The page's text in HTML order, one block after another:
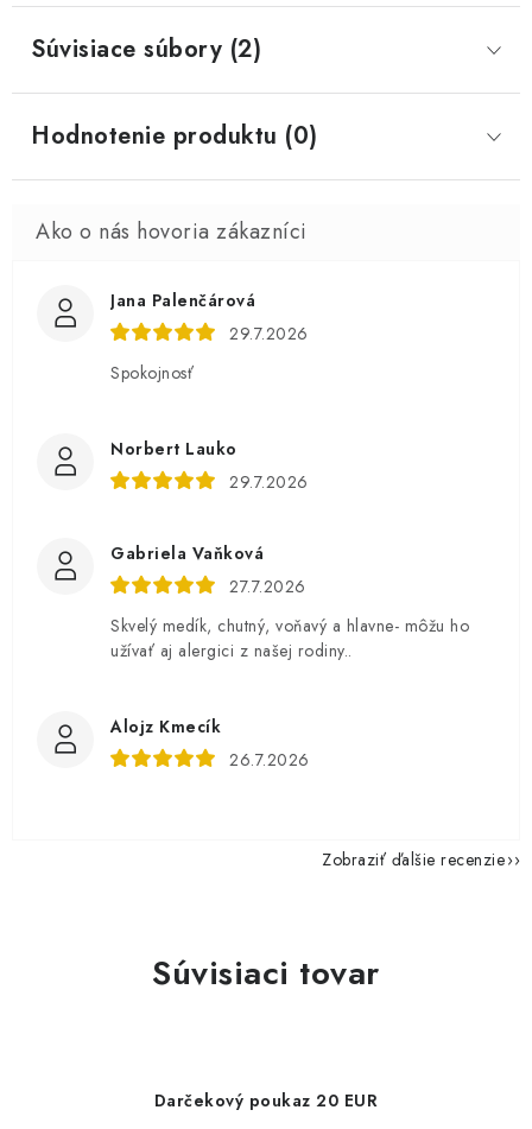
Súvisiace súbory (2)
Hodnotenie produktu (0)
Jana Palenčárová
29.7.2026
Spokojnosť
Norbert Lauko
29.7.2026
Gabriela Vaňková
27.7.2026
Skvelý medík, chutný, voňavý a hlavne- môžu ho
užívať aj alergici z našej rodiny..
Alojz Kmecík
26.7.2026
Zobraziť ďalšie recenzie
Súvisiaci tovar
Darčekový poukaz 20 EUR